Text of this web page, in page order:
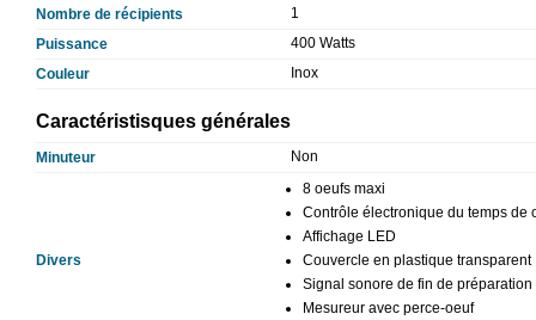
Nombre de récipients
1
Puissance
400 Watts
Couleur
Inox
Caractéristisques générales
Minuteur Non
Divers
8 oeufs maxi
Contrôle électronique du temps de
Affichage LED
Couvercle en plastique transparent
Signal sonore de fin de préparation
Mesureur avec perce-oeuf